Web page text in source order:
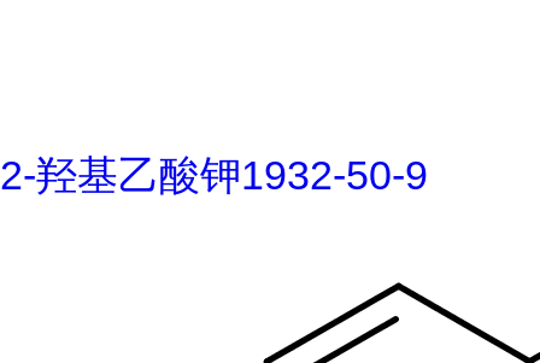
2-羟基乙酸钾1932-50-9